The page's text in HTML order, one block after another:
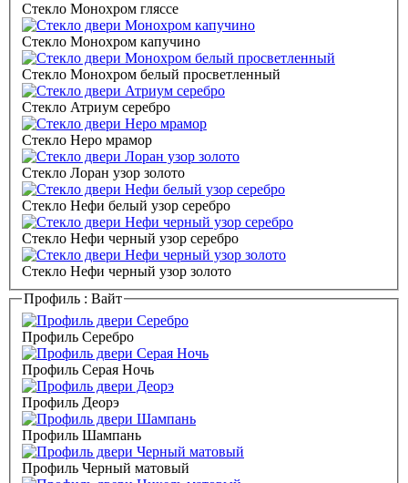
Стекло Монохром гляссе
Стекло Монохром капучино
Стекло Монохром белый просветленный
Стекло Атриум серебро
Стекло Неро мрамор
Стекло Лоран узор золото
Стекло Нефи белый узор серебро
Стекло Нефи черный узор серебро
Стекло Нефи черный узор золото
Профиль : Вайт
Профиль Серебро
Профиль Серая Ночь
Профиль Деорэ
Профиль Шампань
Профиль Черный матовый